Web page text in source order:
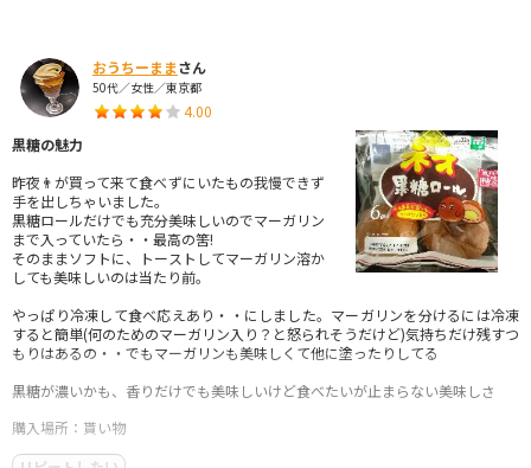
おうちーままさん
50代／女性／東京都
4.00
黒糖の魅力
昨夜👨が買って来て食べずにいたもの我慢できず
手を出しちゃいました。
黒糖ロールだけでも充分美味しいのでマーガリン
まで入っていたら・・最高の筈!
そのままソフトに、トーストしてマーガリン溶か
しても美味しいのは当たり前。
やっぱり冷凍して食べ応えあり・・にしました。マーガリンを分けるには冷凍
すると簡単(何のためのマーガリン入り？と怒られそうだけど)気持ちだけ残すつ
もりはあるの・・でもマーガリンも美味しくて他に塗ったりしてる
黒糖が濃いかも、香りだけでも美味しいけど食べたいが止まらない美味しさ
購入場所：貰い物